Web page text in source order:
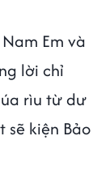
Em và
lời chỉ
rìu từ dư
kiện Bảo